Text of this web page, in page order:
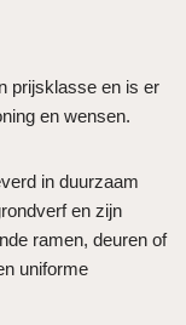
prijsklasse en is er
en wensen.
in duurzaam
en zijn
ramen, deuren of
uniforme